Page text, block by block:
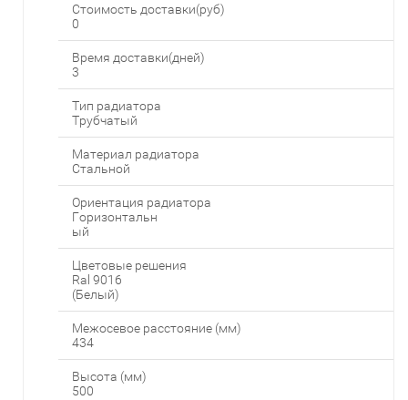
Стоимость доставки(руб)
0
Время доставки(дней)
3
Тип радиатора
Трубчатый
Материал радиатора
Стальной
Ориентация радиатора
Горизонтальн
ый
Цветовые решения
Ral 9016
(Белый)
Межосевое расстояние (мм)
434
Высота (мм)
500